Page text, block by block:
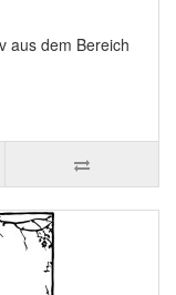
aus dem Bereich